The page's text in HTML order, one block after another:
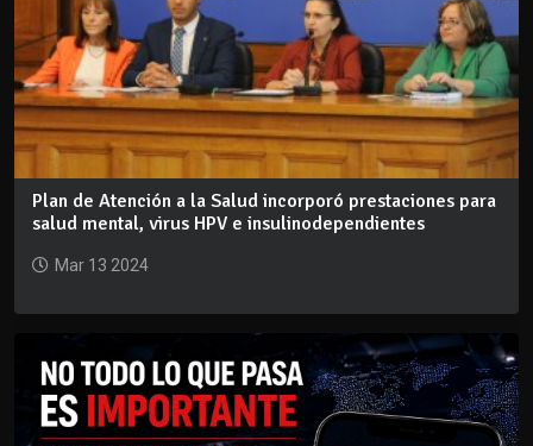
Plan de Atención a la Salud incorporó prestaciones para
salud mental, virus HPV e insulinodependientes
Mar 13 2024